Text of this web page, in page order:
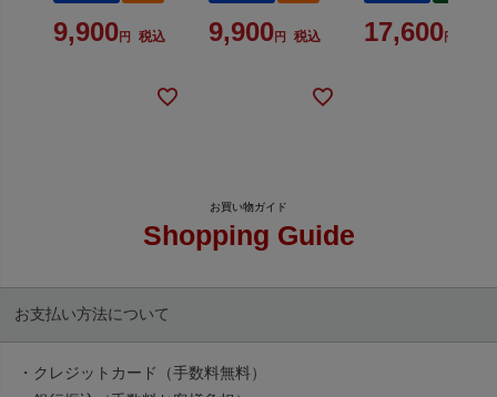
9,900 税込 9,900 税込 17,600
Shopping Guide
お支払い方法について
・クレジットカード（手数料無料）